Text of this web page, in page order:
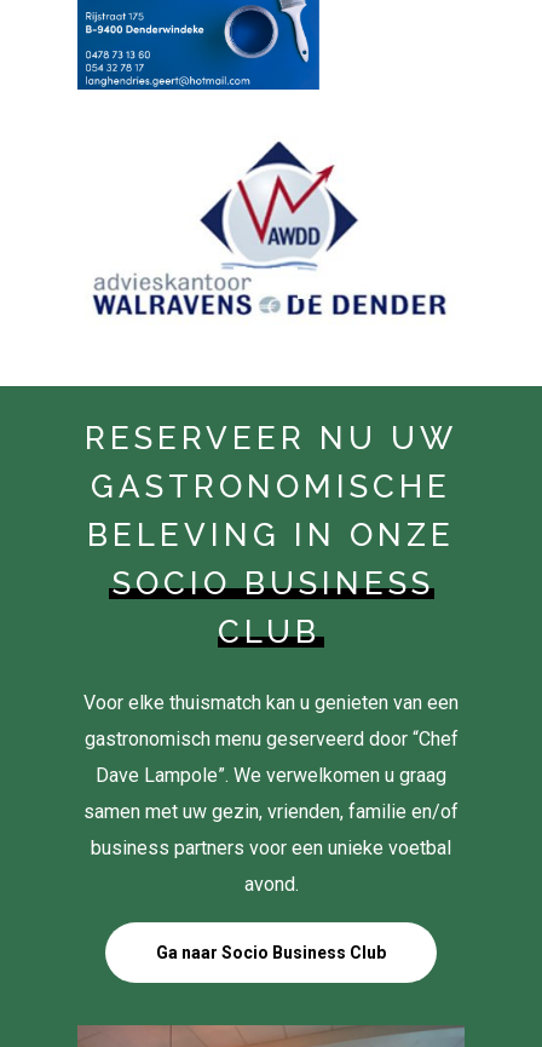
RESERVEER NU UW
GASTRONOMISCHE
BELEVING IN ONZE
SOCIO BUSINESS
CLUB
Voor elke thuismatch kan u genieten van een
gastronomisch menu geserveerd door “Chef
Dave Lampole”. We verwelkomen u graag
samen met uw gezin, vrienden, familie en/of
business partners voor een unieke voetbal
avond.
Ga naar Socio Business Club